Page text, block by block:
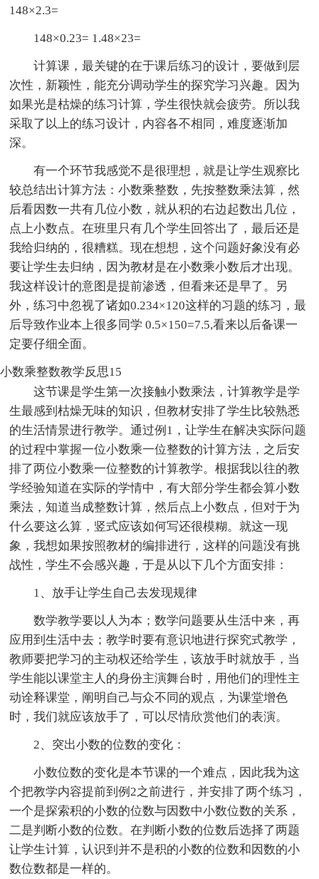
148×2.3=
148×0.23= 1.48×23=
计算课，最关键的在于课后练习的设计，要做到层
次性，新颖性，能充分调动学生的探究学习兴趣。因为
如果光是枯燥的练习计算，学生很快就会疲劳。所以我
采取了以上的练习设计，内容各不相同，难度逐渐加
深。
有一个环节我感觉不是很理想，就是让学生观察比
较总结出计算方法：小数乘整数，先按整数乘法算，然
后看因数一共有几位小数，就从积的右边起数出几位，
点上小数点。在班里只有几个学生回答出了，最后还是
我给归纳的，很糟糕。现在想想，这个问题好象没有必
要让学生去归纳，因为教材是在小数乘小数后才出现。
我这样设计的意图是提前渗透，但看来还是早了。另
外，练习中忽视了诸如0.234×120这样的习题的练习，最
后导致作业本上很多同学 0.5×150=7.5,看来以后备课一
定要仔细全面。
小数乘整数教学反思15
这节课是学生第一次接触小数乘法，计算教学是学
生最感到枯燥无味的知识，但教材安排了学生比较熟悉
的生活情景进行教学。通过例1，让学生在解决实际问题
的过程中掌握一位小数乘一位整数的计算方法，之后安
排了两位小数乘一位整数的计算教学。根据我以往的教
学经验知道在实际的学情中，有大部分学生都会算小数
乘法，知道当成整数计算，然后点上小数点，但对于为
什么要这么算，竖式应该如何写还很模糊。就这一现
象，我想如果按照教材的编排进行，这样的问题没有挑
战性，学生不会感兴趣，于是从以下几个方面安排：
1、放手让学生自己去发现规律
数学教学要以人为本；数学问题要从生活中来，再
应用到生活中去；教学时要有意识地进行探究式教学，
教师要把学习的主动权还给学生，该放手时就放手，当
学生能以课堂主人的身份主演舞台时，用他们的理性主
动诠释课堂，阐明自己与众不同的观点，为课堂增色
时，我们就应该放手了，可以尽情欣赏他们的表演。
2、突出小数的位数的变化：
小数位数的变化是本节课的一个难点，因此我为这
个把教学内容提前到例2之前进行，并安排了两个练习，
一个是探索积的小数的位数与因数中小数位数的关系，
二是判断小数的位数。在判断小数的位数后选择了两题
让学生计算，认识到并不是积的小数的位数和因数的小
数位数都是一样的。